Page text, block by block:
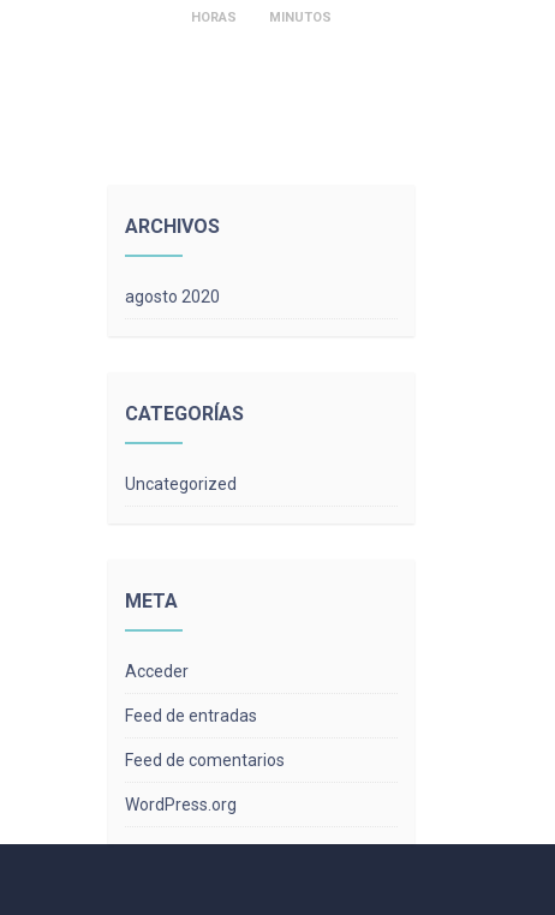
HORAS MINUTOS
ARCHIVOS
agosto 2020
CATEGORÍAS
Uncategorized
META
Acceder
Feed de entradas
Feed de comentarios
WordPress.org